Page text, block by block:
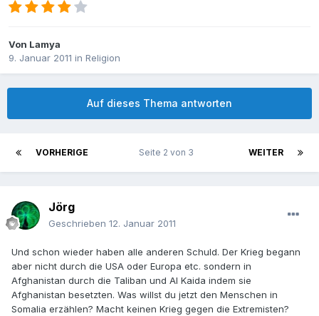
Von Lamya
9. Januar 2011 in Religion
Auf dieses Thema antworten
VORHERIGE WEITER
Seite 2 von 3
Jörg
Geschrieben 12. Januar 2011
Und schon wieder haben alle anderen Schuld. Der Krieg begann
aber nicht durch die USA oder Europa etc. sondern in
Afghanistan durch die Taliban und Al Kaida indem sie
Afghanistan besetzten. Was willst du jetzt den Menschen in
Somalia erzählen? Macht keinen Krieg gegen die Extremisten?